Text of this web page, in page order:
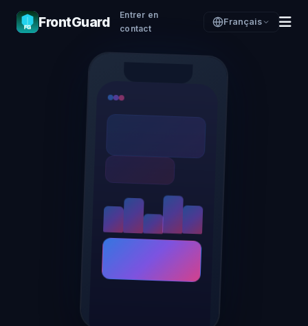
FrontGuard
Entrer en
contact
Français